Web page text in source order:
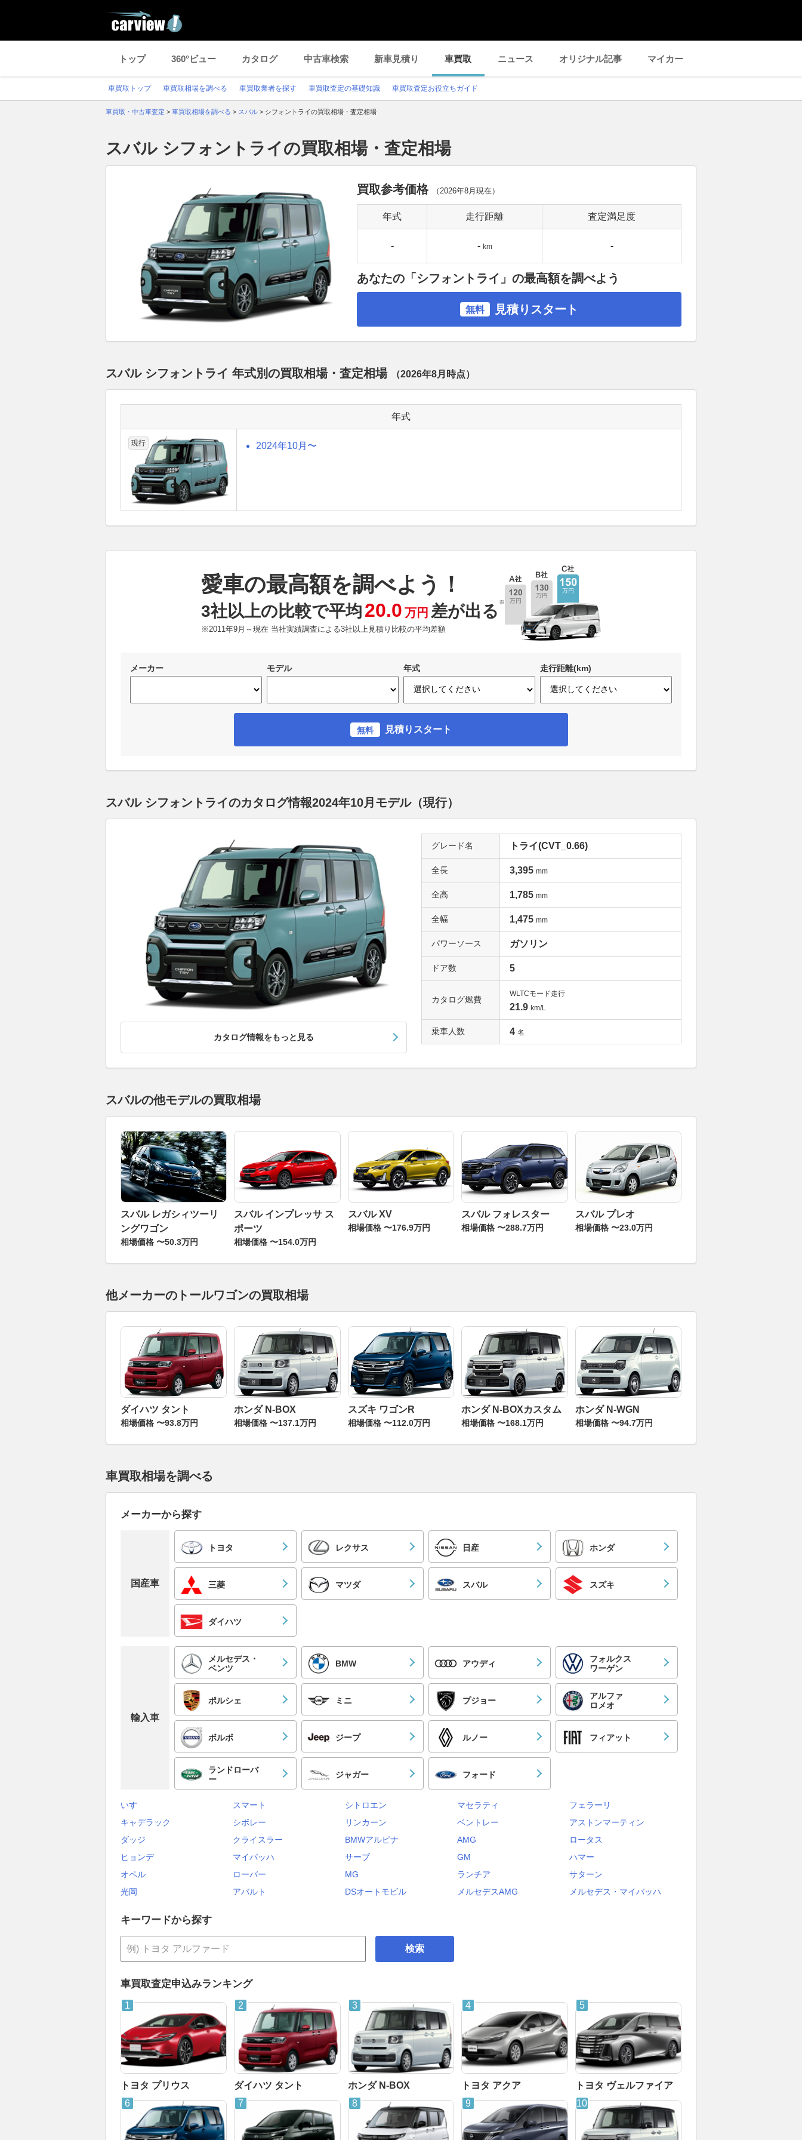
トップ 360°ビュー カタログ 中古車検索 新車見積り 車買取 ニュース オリジナル記事 マイカー
車買取トップ 車買取相場を調べる 車買取業者を探す 車買取査定の基礎知識 車買取査定お役立ちガイド
車買取・中古車査定 > 車買取相場を調べる > スバル > シフォントライの買取相場・査定相場
スバル シフォントライの買取相場・査定相場
買取参考価格 （2026年8月 現在）
年式 走行距離 査定満足度
- - km -
あなたの「シフォントライ」の最高額を調べよう
無料 見積りスタート
スバル シフォントライ 年式別の買取相場・査定相場 （2026年8月 時点）
年式
現行 2024年10月〜
愛車の最高額を調べよう！
3社以上の比較で平均20.0 万円 差が出る ※
※2011年9月～現在 当社実績調査による3社以上見積り比較の平均差額
メーカー モデル 年式 走行距離(km)
無料 見積りスタート
スバル シフォントライのカタログ情報2024年10月モデル（現行）
カタログ情報をもっと見る
グレード名 トライ(CVT_0.66)
全長 3,395 mm
全高 1,785 mm
全幅 1,475 mm
パワーソース ガソリン
ドア数 5
カタログ燃費
WLTCモード走行
21.9 km/L
乗車人数 4 名
スバルの他モデルの買取相場
スバル レガシィツーリ
ングワゴン
相場価格 〜50.3万円
スバル インプレッサ ス
ポーツ
相場価格 〜154.0万円
スバル XV
相場価格 〜176.9万円
スバル フォレスター
相場価格 〜288.7万円
スバル プレオ
相場価格 〜23.0万円
他メーカーのトールワゴンの買取相場
ダイハツ タント
相場価格 〜93.8万円
ホンダ N-BOX
相場価格 〜137.1万円
スズキ ワゴンR
相場価格 〜112.0万円
ホンダ N-BOXカスタム
相場価格 〜168.1万円
ホンダ N-WGN
相場価格 〜94.7万円
車買取相場を調べる
メーカーから探す
国産車
トヨタ レクサス 日産 ホンダ
三菱 マツダ スバル スズキ
ダイハツ
輸入車
メルセデス・
ベンツ
BMW アウディ
フォルクス
ワーゲン
ポルシェ ミニ プジョー
アルファ
ロメオ
ボルボ ジープ ルノー フィアット
ランドローバ
ー
ジャガー フォード
いすゞ スマート シトロエン マセラティ
フェラーリ
キャデラック
シボレー リンカーン ベントレー
アストンマーティン
ダッジ
クライスラー BMWアルピナ AMG
ロータス
ヒョンデ
マイバッハ サーブ GM
ハマー
オペル
ローバー MG ランチア
サターン
光岡
アバルト DSオートモビル メルセデスAMG メルセデス・マイバッハ
キーワードから探す
検索
車買取査定申込みランキング
トヨタ プリウス ダイハツ タント ホンダ N-BOX トヨタ アクア トヨタ ヴェルファイア